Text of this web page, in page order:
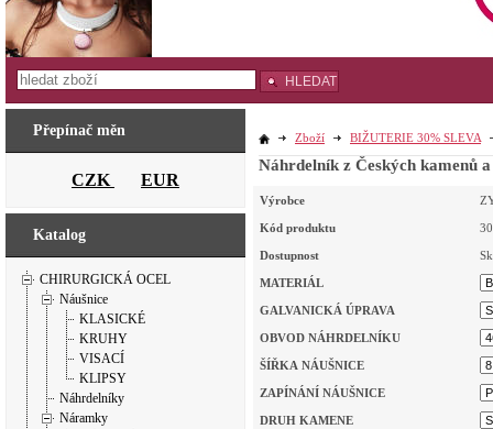
Přepínač měn
CZK EUR
Katalog
CHIRURGICKÁ OCEL
Náušnice
KLASICKÉ
KRUHY
VISACÍ
KLIPSY
Náhrdelníky
Náramky
Zboží BIŽUTERIE 30% SLEVA
Náhrdelník z Českých kamenů
Výrobce
Kód produktu
Dostupnost
MATERIÁL
GALVANICKÁ ÚPRAVA
OBVOD NÁHRDELNÍKU
ŠÍŘKA NÁUŠNICE
ZAPÍNÁNÍ NÁUŠNICE
DRUH KAMENE
HLEDAT